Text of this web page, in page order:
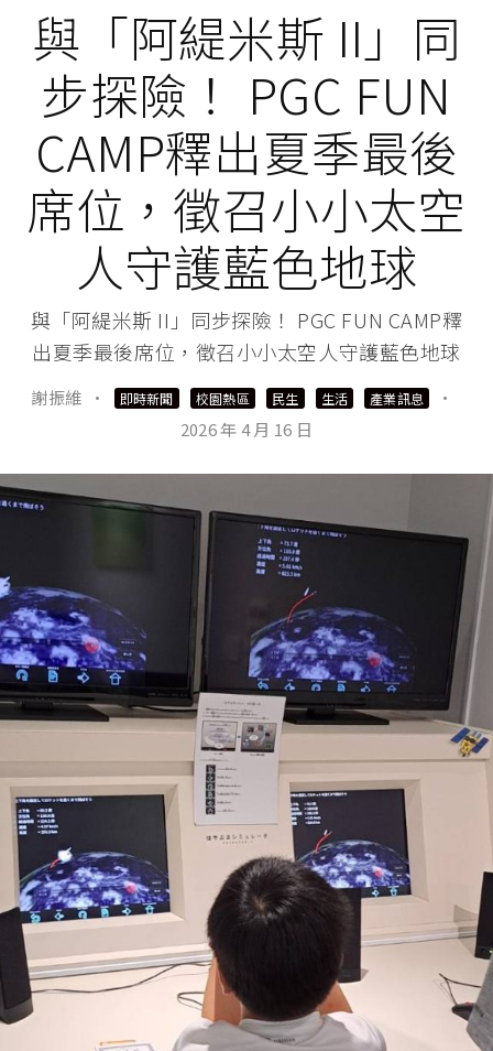
與「阿緹米斯 II」同
步探險！ PGC FUN
CAMP釋出夏季最後
席位，徵召小小太空
人守護藍色地球
與「阿緹米斯 II」同步探險！ PGC FUN CAMP釋
出夏季最後席位，徵召小小太空人守護藍色地球
謝振維 · 即時新聞 校園熱區 民生 生活 產業訊息
·
2026 年 4 月 16 日